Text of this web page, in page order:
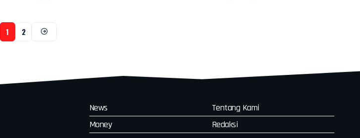
1 2
News
Money
Tentang Kami
Redaksi